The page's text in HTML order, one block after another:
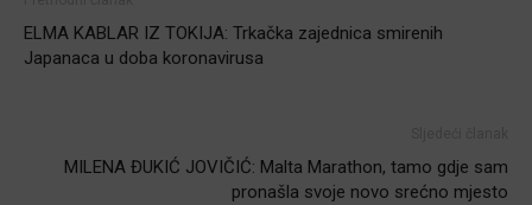
ELMA KABLAR IZ TOKIJA: Trkačka zajednica smirenih
Japanaca u doba koronavirusa
MILENA ĐUKIĆ JOVIČIĆ: Malta Marathon, tamo gdje sam
pronašla svoje novo srećno mjesto